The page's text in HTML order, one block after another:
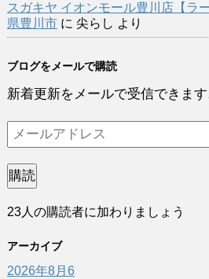
スガキヤ イオンモール豊川店【ラ
県豊川市に 尖らし より
ブログをメールで購読
新着更新をメールで受信できます
メ
ル
ド
レ
ス
購読
23人の購読者に加わりましょう
アーカイブ
2026年8月 6